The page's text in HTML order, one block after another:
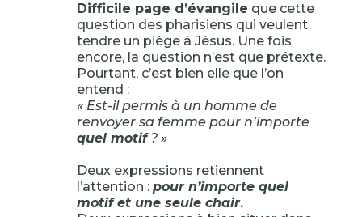
Difficile page d’évangile que cette
question des pharisiens qui veulent
tendre un piège à Jésus. Une fois
encore, la question n’est que prétexte.
Pourtant, c’est bien elle que l’on
entend :
« Est-il permis à un homme de
renvoyer sa femme pour n’importe
quel motif? »
Deux expressions retiennent
l’attention : pour n’importe quel
motif et une seule chair.